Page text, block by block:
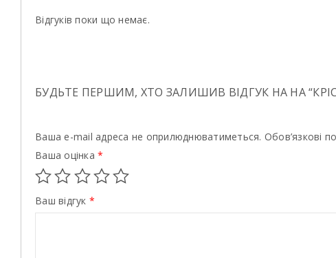
Відгуків поки що немає.
БУДЬТЕ ПЕРШИМ, ХТО ЗАЛИШИВ ВІДГУК НА НА
Ваша e-mail адреса не оприлюднюватиметься. Обов’язкові
Ваша оцінка *
Ваш відгук *